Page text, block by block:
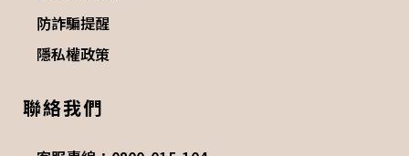
防詐騙提醒
隱私權政策
聯絡我們